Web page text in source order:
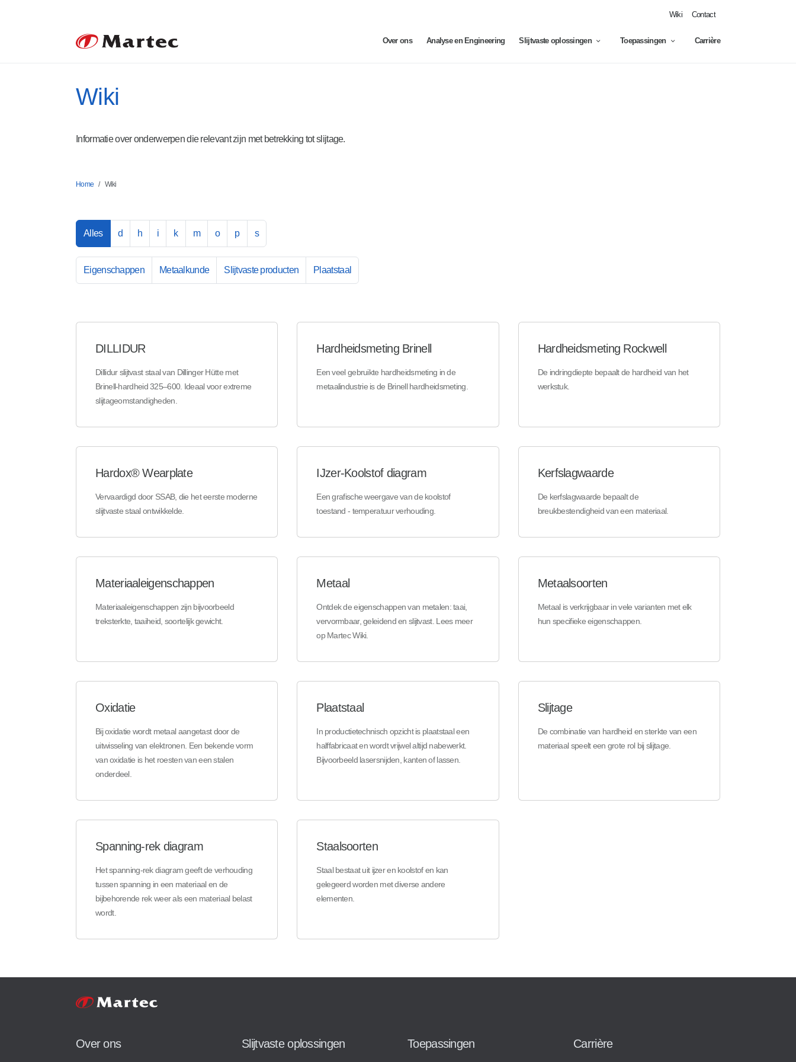
Wiki Contact
Over ons Analyse en Engineering Slijtvaste oplossingen Toepassingen Carrière
Wiki
Informatie over onderwerpen die relevant zijn met betrekking tot slijtage.
Home Wiki
Alles d h i k m o p s
Eigenschappen Metaalkunde Slijtvaste producten Plaatstaal
DILLIDUR
Dillidur slijtvast staal van Dillinger Hütte met
Brinell-hardheid 325–600. Ideaal voor extreme
slijtageomstandigheden.
Hardheidsmeting Brinell
Een veel gebruikte hardheidsmeting in de
metaalindustrie is de Brinell hardheidsmeting.
Hardheidsmeting Rockwell
De indringdiepte bepaalt de hardheid van het
werkstuk.
Hardox® Wearplate
Vervaardigd door SSAB, die het eerste moderne
slijtvaste staal ontwikkelde.
IJzer-Koolstof diagram
Een grafische weergave van de koolstof
toestand - temperatuur verhouding.
Kerfslagwaarde
De kerfslagwaarde bepaalt de
breukbestendigheid van een materiaal.
Materiaaleigenschappen
Materiaaleigenschappen zijn bijvoorbeeld
treksterkte, taaiheid, soortelijk gewicht.
Metaal
Ontdek de eigenschappen van metalen: taai,
vervormbaar, geleidend en slijtvast. Lees meer
op Martec Wiki.
Metaalsoorten
Metaal is verkrijgbaar in vele varianten met elk
hun specifieke eigenschappen.
Oxidatie
Bij oxidatie wordt metaal aangetast door de
uitwisseling van elektronen. Een bekende vorm
van oxidatie is het roesten van een stalen
onderdeel.
Plaatstaal
In productietechnisch opzicht is plaatstaal een
halffabricaat en wordt vrijwel altijd nabewerkt.
Bijvoorbeeld lasersnijden, kanten of lassen.
Slijtage
De combinatie van hardheid en sterkte van een
materiaal speelt een grote rol bij slijtage.
Spanning-rek diagram
Het spanning-rek diagram geeft de verhouding
tussen spanning in een materiaal en de
bijbehorende rek weer als een materiaal belast
wordt.
Staalsoorten
Staal bestaat uit ijzer en koolstof en kan
gelegeerd worden met diverse andere
elementen.
Over ons Slijtvaste oplossingen Toepassingen Carrière